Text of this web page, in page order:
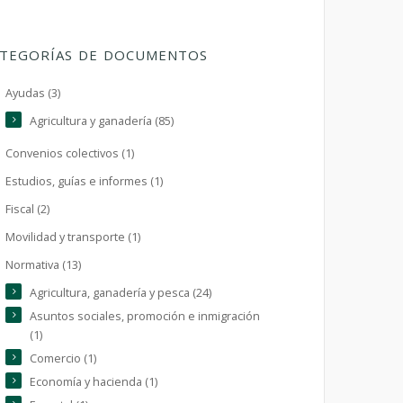
DE DOCUMENTOS
Ayudas (3)
Agricultura y ganadería (85)
Convenios colectivos (1)
Estudios, guías e informes (1)
Fiscal (2)
Movilidad y transporte (1)
Normativa (13)
Agricultura, ganadería y pesca (24)
Asuntos sociales, promoción e inmigración
(1)
Comercio (1)
Economía y hacienda (1)